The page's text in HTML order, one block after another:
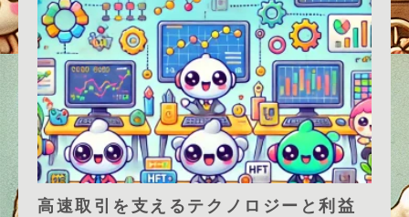
高速取引を支えるテクノロジーと利益